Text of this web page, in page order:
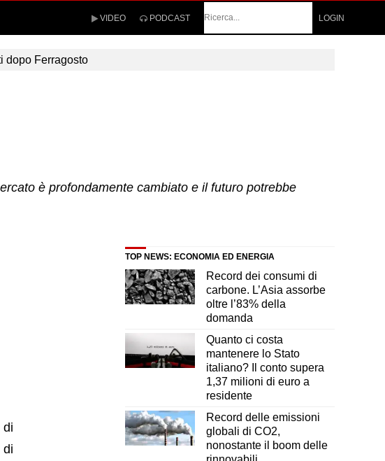
VIDEO PODCAST
LOGIN
dopo Ferragosto
è profondamente cambiato e il futuro potrebbe
di
di
TOP NEWS: ECONOMIA ED ENERGIA
Record dei consumi di
carbone. L’Asia assorbe
oltre l’83% della
domanda
Quanto ci costa
mantenere lo Stato
italiano? Il conto supera
1,37 milioni di euro a
residente
Record delle emissioni
globali di CO2,
nonostante il boom delle